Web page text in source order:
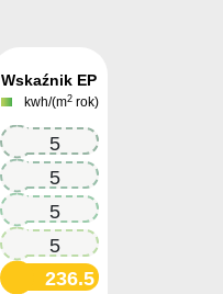
Wskaźnik EP
kwh/(m2 rok)
236.5
236.5
236.5
236.5
236.5